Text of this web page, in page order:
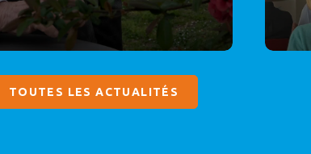
TOUTES LES ACTUALITÉS